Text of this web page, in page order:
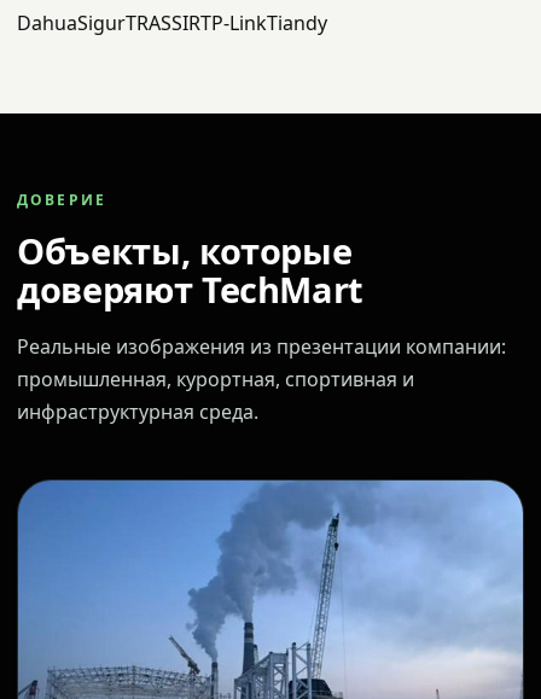
DahuaSigurTRASSIRTP-LinkTiandy
ДОВЕРИЕ
Объекты, которые
доверяют TechMart
Реальные изображения из презентации компании:
промышленная, курортная, спортивная и
инфраструктурная среда.